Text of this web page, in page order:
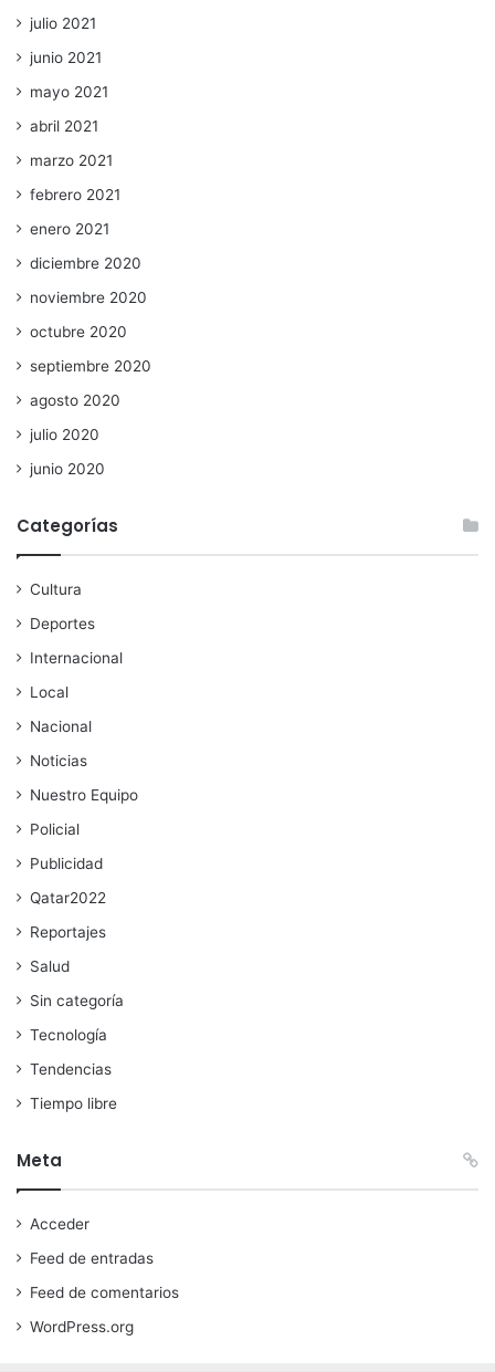
julio 2021
junio 2021
mayo 2021
abril 2021
marzo 2021
febrero 2021
enero 2021
diciembre 2020
noviembre 2020
octubre 2020
septiembre 2020
agosto 2020
julio 2020
junio 2020
Categorías
Cultura
Deportes
Internacional
Local
Nacional
Noticias
Nuestro Equipo
Policial
Publicidad
Qatar2022
Reportajes
Salud
Sin categoría
Tecnología
Tendencias
Tiempo libre
Meta
Acceder
Feed de entradas
Feed de comentarios
WordPress.org